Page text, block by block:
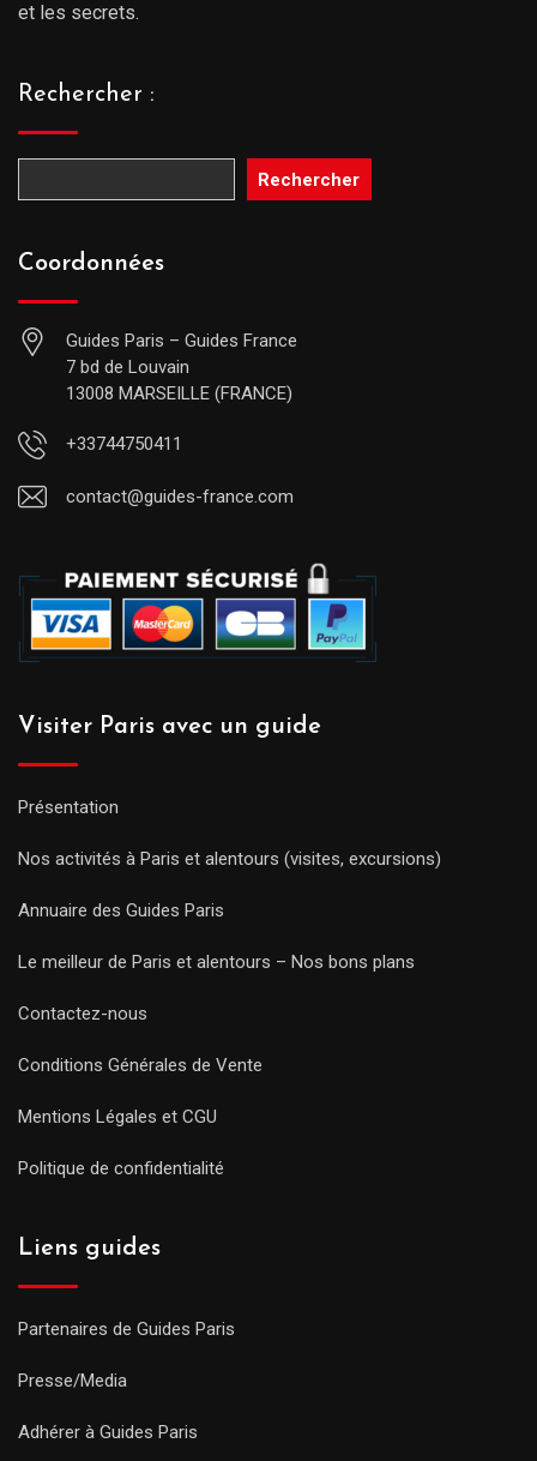
et les secrets.
Rechercher :
Rechercher
Coordonnées
Guides Paris – Guides France
7 bd de Louvain
13008 MARSEILLE (FRANCE)
+33744750411
contact@guides-france.com
Visiter Paris avec un guide
Présentation
Nos activités à Paris et alentours (visites, excursions)
Annuaire des Guides Paris
Le meilleur de Paris et alentours – Nos bons plans
Contactez-nous
Conditions Générales de Vente
Mentions Légales et CGU
Politique de confidentialité
Liens guides
Partenaires de Guides Paris
Presse/Media
Adhérer à Guides Paris